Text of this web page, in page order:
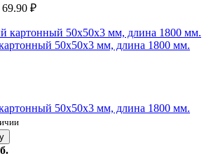
69.90 ₽
50х50х3 мм, длина 1800 мм.
50х50х3 мм, длина 1800 мм.